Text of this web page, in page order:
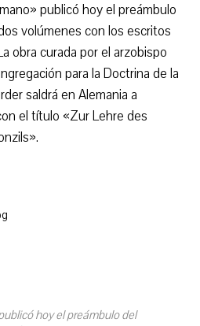
publicó hoy el preámbulo
volúmenes con los escritos
obra curada por el arzobispo
para la Doctrina de la
saldrá en Alemania a
el título «Zur Lehre des
hoy el preámbulo del